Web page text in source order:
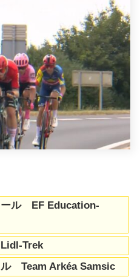
ール EF Education-
Trek
ル Team Arkéa Samsic